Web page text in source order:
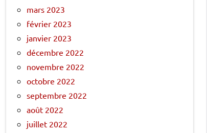
mars 2023
février 2023
janvier 2023
décembre 2022
novembre 2022
octobre 2022
septembre 2022
août 2022
juillet 2022